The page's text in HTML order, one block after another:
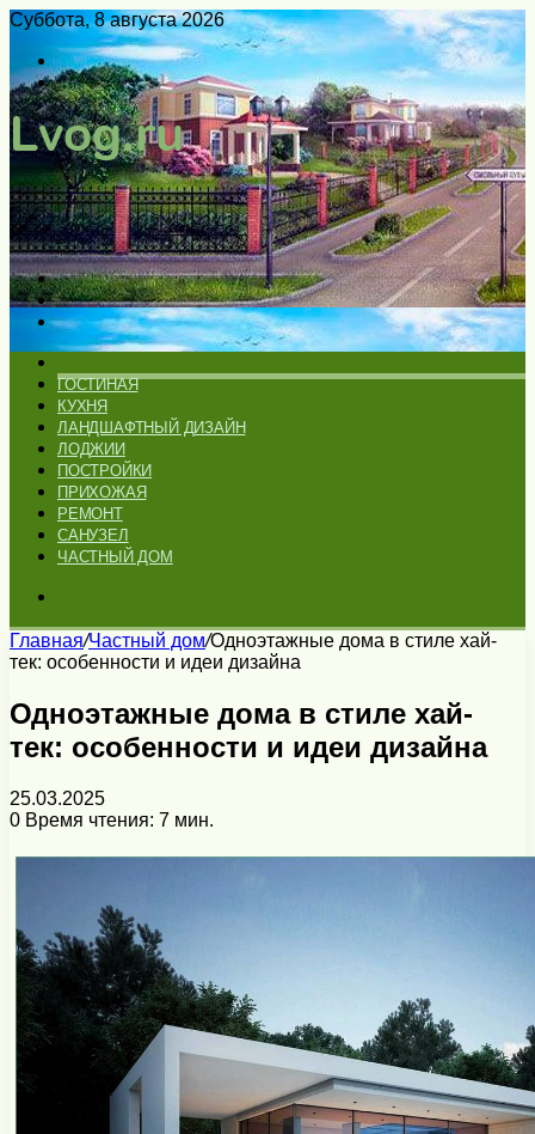
Суббота, 8 августа 2026
Войти
Switch
skin
Меню
Искать
Switch
skin
ГОСТИНАЯ
КУХНЯ
ЛАНДШАФТНЫЙ ДИЗАЙН
ЛОДЖИИ
ПОСТРОЙКИ
ПРИХОЖАЯ
РЕМОНТ
САНУЗЕЛ
ЧАСТНЫЙ ДОМ
Главная/Частный дом/Одноэтажные дома в стиле хай-
тек: особенности и идеи дизайна
Одноэтажные дома в стиле хай-
тек: особенности и идеи дизайна
25.03.2025
0 Время чтения: 7 мин.